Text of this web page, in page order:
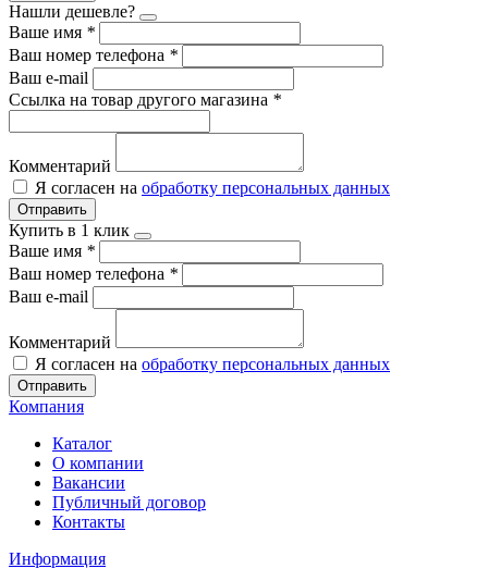
Нашли дешевле?
Ваше имя *
Ваш номер телефона *
Ваш e-mail
Ссылка на товар другого магазина *
Комментарий
Я согласен на обработку персональных данных
Отправить
Купить в 1 клик
Ваше имя *
Ваш номер телефона *
Ваш e-mail
Комментарий
Я согласен на обработку персональных данных
Отправить
Компания
Каталог
О компании
Вакансии
Публичный договор
Контакты
Информация